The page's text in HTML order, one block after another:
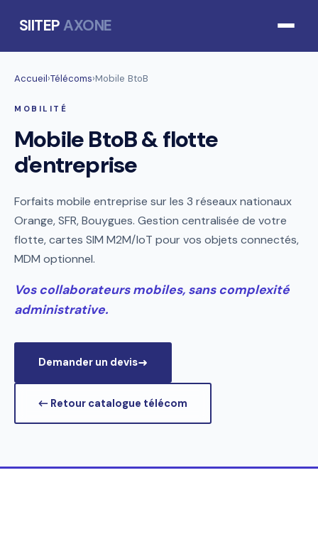
SIITEPAXONE
Accueil›Télécoms›Mobile BtoB
MOBILITÉ
Mobile BtoB & flotte
d'entreprise
Forfaits mobile entreprise sur les 3 réseaux nationaux
Orange, SFR, Bouygues. Gestion centralisée de votre
flotte, cartes SIM M2M/IoT pour vos objets connectés,
MDM optionnel.
Vos collaborateurs mobiles, sans complexité
administrative.
Demander un devis
← Retour catalogue télécom